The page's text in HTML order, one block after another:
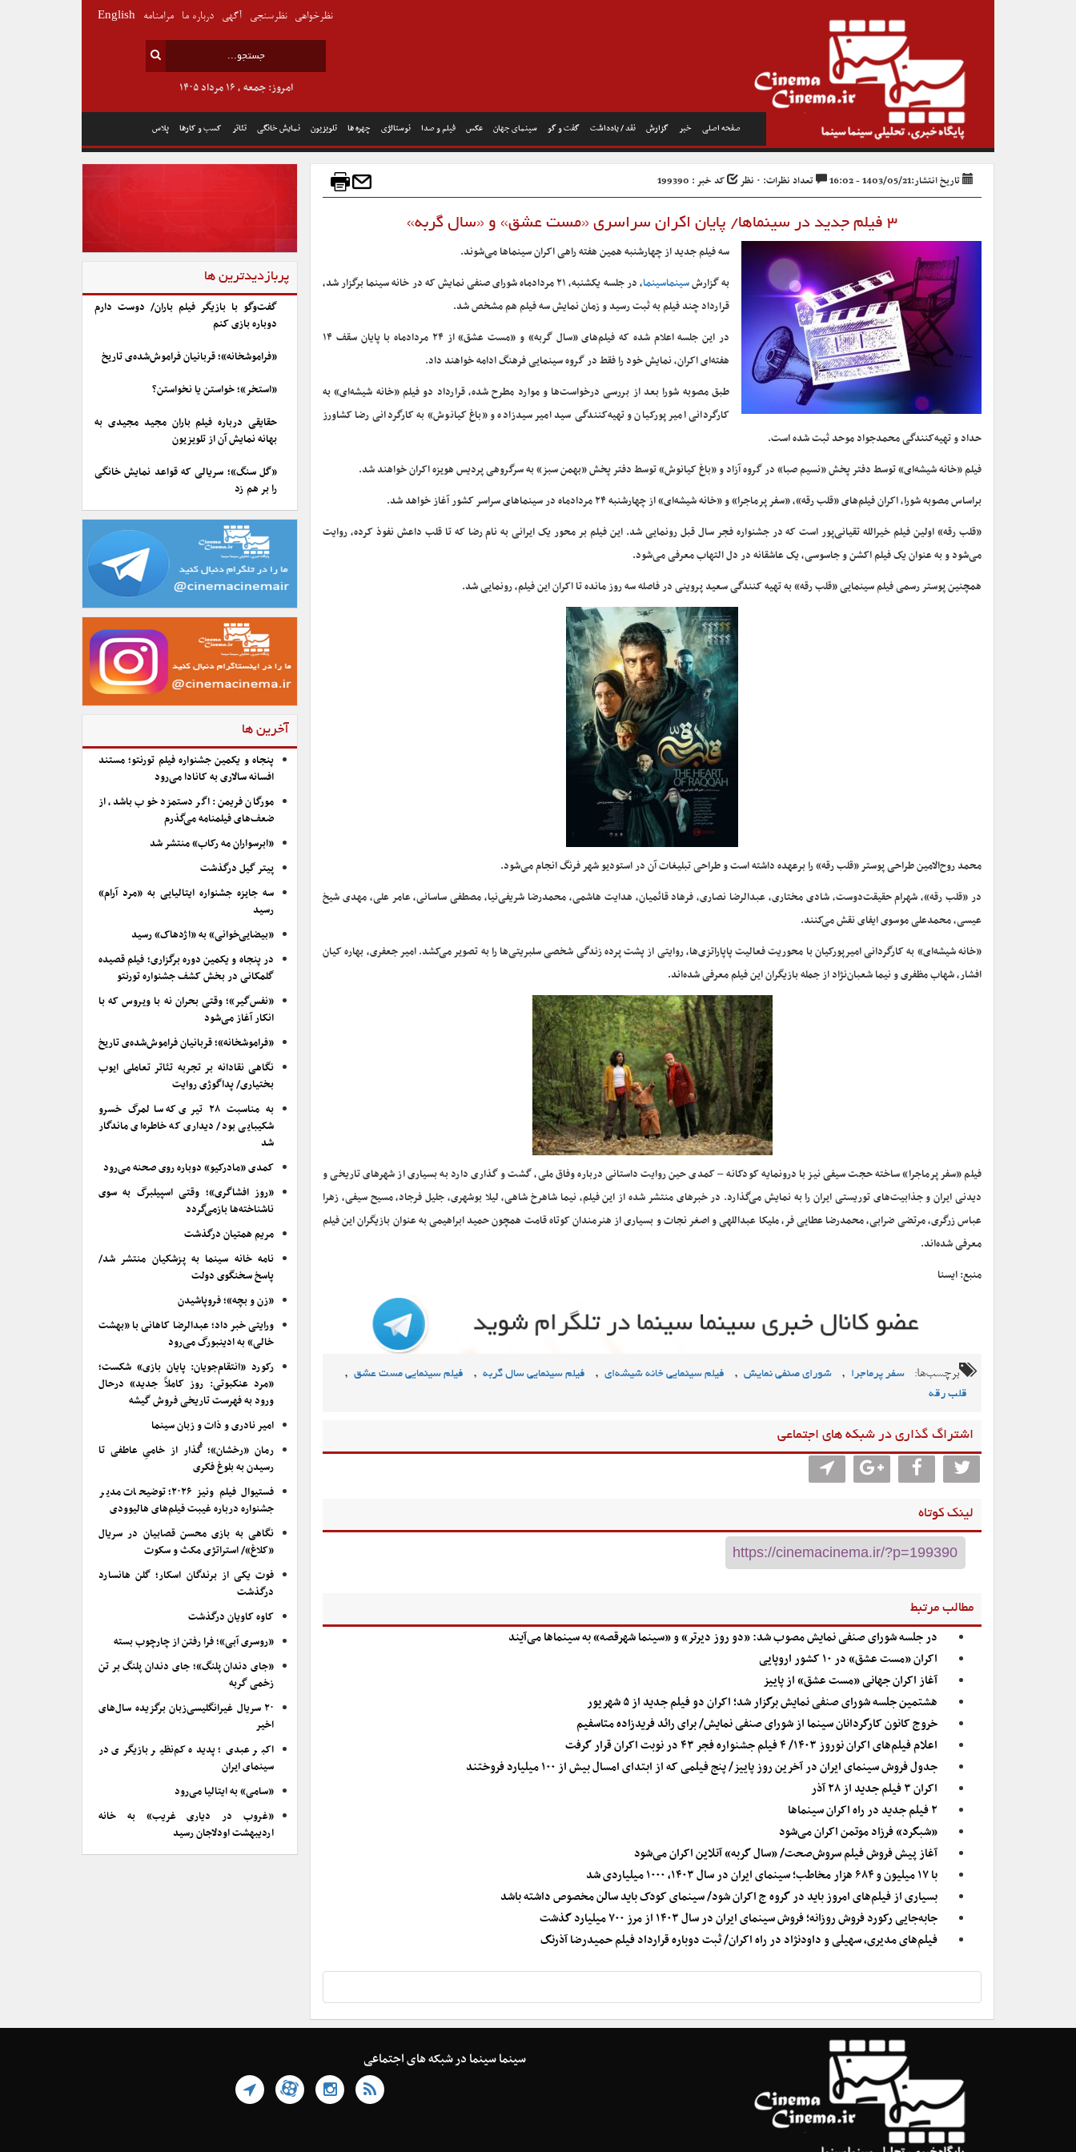
صفحه اصلی خبر گزارش نقد / یادداشت گفت و گو سینمای جهان عکس فیلم و صدا نوستالژی چهره ها تلویزیون نمایش خانگی تئاتر کسب و کارها پلاس
امروز: جمعه , ۱۶ مرداد ۱۴۰۵
نظرخواهی نظرسنجی آگهی درباره ما مرامنامه English
تاریخ انتشار:1403/05/21 - 16:02 تعداد نظرات: ۰ نظر کد خبر : 199390
۳ فیلم جدید در سینماها/ پایان اکران سراسری «مست عشق» و «سال گربه»
سه فیلم جدید از چهارشنبه همین هفته راهی اکران سینماها می‌شوند.
به گزارشسینماسینما
، در جلسه یکشنبه، ۲۱ مردادماه شورای صنفی نمایش که در خانه سینما برگزار شد،
قرارداد چند فیلم به ثبت رسید و زمان نمایش سه فیلم هم مشخص شد.
در این جلسه اعلام شده که فیلم‌های «سال گربه» و «مست عشق» از ۲۴ مردادماه با پایان سقف ۱۴
هفته‌ای اکران، نمایش خود را فقط در گروه سینمایی فرهنگ ادامه خواهند داد.
طبق مصوبه شورا بعد از بررسی درخواست‌ها و موارد مطرح شده، قرارداد دو فیلم «خانه شیشه‌ای» به
کارگردانی امیر پورکیان و تهیه‌کنندگی سید امیر سیدزاده و «باغ کیانوش» به کارگردانی رضا کشاورز
حداد و تهیه‌کنندگی محمدجواد موحد ثبت شده است.
فیلم «خانه شیشه‌ای» توسط دفتر پخش «نسیم صبا» در گروه آزاد و «باغ کیانوش» توسط دفتر پخش «بهمن سبز» به سرگروهی پردیس هویزه اکران خواهند شد.
براساس مصوبه شورا، اکران فیلم‌های «قلب رقه»، «سفر پرماجرا» و «خانه شیشه‌ای» از چهارشنبه ۲۴ مردادماه در سینماهای سراسر کشور آغاز خواهد شد.
«قلب رقه» اولین فیلم خیرالله تقیانی‌پور است که در جشنواره فجر سال قبل رونمایی شد. این فیلم بر محور یک ایرانی به نام رضا که تا قلب داعش نفوذ کرده، روایت
می‌شود و به عنوان یک فیلم اکشن و جاسوسی، یک عاشقانه در دل التهاب معرفی می‌شود.
همچنین پوستر رسمی فیلم سینمایی «قلب رقه» به تهیه کنندگی سعید پروینی در فاصله سه روز مانده تا اکران این فیلم، رونمایی شد.
محمد روح‌الامین طراحی پوستر «قلب رقه» را برعهده داشته است و طراحی تبلیغات آن در استودیو شهر فرنگ انجام می‌شود.
در «قلب رقه»، شهرام حقیقت‌دوست، شادی مختاری، عبدالرضا نصاری، فرهاد قائمیان، هدایت هاشمی، محمدرضا شریفی‌نیا، مصطفی ساسانی، عامر علی، مهدی شیخ
عیسی، محمدعلی موسوی ایفای نقش می‌کنند.
«خانه شیشه‌ای» به کارگردانی امیرپورکیان با محوریت فعالیت پاپاراتزی‌ها، روایتی از پشت پرده زندگی شخصی سلبریتی‌ها را به تصویر می‌کشد. امیر جعفری، بهاره کیان
‌افشار، شهاب مظفری و نیما شعبان‌نژاد از جمله بازیگران این فیلم معرفی شده‌اند.
فیلم «سفر پرماجرا» ساخته حجت سیفی نیز با درونمایه کودکانه – کمدی حین روایت داستانی درباره وفاق ملی، گشت و گذاری دارد به بسیاری از شهرهای تاریخی و
دیدنی ایران و جذابیت‌های توریستی ایران را به نمایش می‌گذارد. در خبرهای منتشر شده از این فیلم، نیما شاهرخ شاهی، لیلا بوشهری، جلیل فرجاد، مسیح سیفی، زهرا
عباس زرگری، مرتضی ضرابی، محمدرضا عطایی فر، ملیکا عبداللهی و اصغر نجات و بسیاری از هنرمندان کوتاه قامت همچون حمید ابراهیمی به عنوان بازیگران این فیلم
معرفی شده‌اند.
منبع: ایسنا
برچسب‌ها: سفر پرماجرا , شورای صنفی نمایش , فیلم سینمایی خانه شیشه‌ای , فیلم سینمایی سال گربه , فیلم سینمایی مست عشق ,
قلب رقه
اشتراگ گذاری در شبکه های اجتماعی
لینک کوتاه
مطالب مرتبط
در جلسه شورای صنفی نمایش مصوب شد: «دو روز دیرتر» و «سینما شهرقصه» به سینماها می‌آیند
اکران «مست عشق» در ۱۰ کشور اروپایی
آغاز اکران جهانی «مست عشق» از پاییز
هشتمین جلسه شورای صنفی نمایش برگزار شد؛ اکران دو فیلم جدید از ۵ شهریور
خروج کانون کارگردانان سینما از شورای صنفی نمایش/ برای رائد فریدزاده متاسفیم
اعلام فیلم‌های اکران نوروز ۱۴۰۳/ ۴ فیلم جشنواره فجر ۴۳ در نوبت اکران قرار گرفت
جدول فروش سینمای ایران در آخرین روز پاییز/ پنج فیلمی که از ابتدای امسال بیش از ۱۰۰ میلیارد فروختند
اکران ۳ فیلم جدید از ۲۸ آذر
۲ فیلم جدید در راه اکران سینماها
«شبگرد» فرزاد موتمن اکران می‌شود
آغاز پیش فروش فیلم سروش‌صحت/ «سال گربه» آنلاین اکران می‌شود
با ۱۷ میلیون و ۶۸۴ هزار مخاطب؛ سینمای ایران در سال ۱۴۰۳، ۱۰۰۰ میلیاردی شد
بسیاری از فیلم‌های امروز باید در گروه ج اکران شود/ سینمای کودک باید سالن مخصوص داشته باشد
جابه‌جایی رکورد فروش روزانه؛ فروش سینمای ایران در سال ۱۴۰۳ از مرز ۷۰۰ میلیارد گذشت
فیلم‌های مدیری، سهیلی و داودنژاد در راه اکران/ ثبت دوباره قرارداد فیلم حمیدرضا آذرنگ
پربازدیدترین ها
گفت‌وگو با بازیگر فیلم باران/ دوست دارم
دوباره بازی کنم
«فراموشخانه»؛ قربانیان فراموش‌شده‌ی تاریخ
«استخر»؛ خواستن یا نخواستن؟
حقایقی درباره فیلم باران مجید مجیدی به
بهانه نمایش آن از تلویزیون
«گل سنگ»؛ سریالی که قواعد نمایش خانگی
را بر هم زد
آخرین ها
پنجاه و یکمین جشنواره فیلم تورنتو؛ مستند
افسانه سالاری به کانادا می‌رود
مورگان فریمن: اگر دستمزد خوب باشد، از
ضعف‌های فیلمنامه می‌گذرم
«ابرسواران مه رکاب» منتشر شد
پیتر گیل درگذشت
سه جایزه جشنواره ایتالیایی به «مرد آرام»
رسید
«بیضایی‌خوانی» به «اژدهاک» رسید
در پنجاه و یکمین دوره برگزاری؛ فیلم قصیده
گلمکانی در بخش کشف جشنواره تورنتو
«نفس‌گیر»؛ وقتی بحران نه با ویروس که با
انکار آغاز می‌شود
«فراموشخانه»؛ قربانیان فراموش‌شده‌ی تاریخ
نگاهی نقادانه بر تجربه تئاتر تعاملی ایوب
بختیاری/ پداگوژی روایت
به مناسبت ۲۸ تیری که سالمرگ خسرو
شکیبایی بود/ دیداری که خاطره‌ای ماندگار
شد
کمدی «مادرکیو» دوباره روی صحنه می‌رود
«روز افشاگری»؛ وقتی اسپیلبرگ به سوی
ناشناخته‌ها بازمی‌گردد
مریم همتیان درگذشت
نامه خانه سینما به پزشکیان منتشر شد/
پاسخ سخنگوی دولت
«زن و بچه»؛ فروپاشیدن
ورایتی خبر داد؛ عبدالرضا کاهانی با «بهشت
خالی» به ادینبورگ می‌رود
رکورد «انتقام‌جویان: پایان بازی» شکست؛
«مرد عنکبوتی: روز کاملاً جدید» درحال
ورود به فهرست تاریخی فروش گیشه
امیر نادری و ذات و زبان سینما
رمان «رخشان»؛ گُذار از خامیِ عاطفی تا
رسیدن به بلوغ فکری
فستیوال فیلم ونیز ۲۰۲۶؛ توضیحات مدیر
جشنواره درباره غیبت فیلم‌های هالیوودی
نگاهی به بازی محسن قصابیان در سریال
«کلاغ»/ استراتژی مکث و سکوت
فوت یکی از برندگان اسکار؛ گلن هانسارد
درگذشت
کاوه کاویان درگذشت
«روسری آبی»؛ فرا رفتن از چارچوب بسته
«جای دندان پلنگ»؛ جای دندان پلنگ بر تن
زخمی گربه
۲۰ سریال غیرانگلیسی‌زبان برگزیده سال‌های
اخیر
اکبر عبدی؛ پدیده کم‌نظیر بازیگری در
سینمای ایران
«سامی» به ایتالیا می‌رود
«غروب در دیاری غریب» به خانه
اردیبهشت اودلاجان رسید
سینما سینما در شبکه های اجتماعی